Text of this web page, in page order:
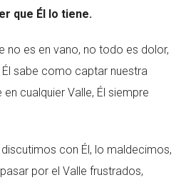
que Él lo tiene.
no es en vano, no todo es dolor,
sabe como captar nuestra
cualquier Valle, Él siempre
con Él, lo maldecimos,
por el Valle frustrados,